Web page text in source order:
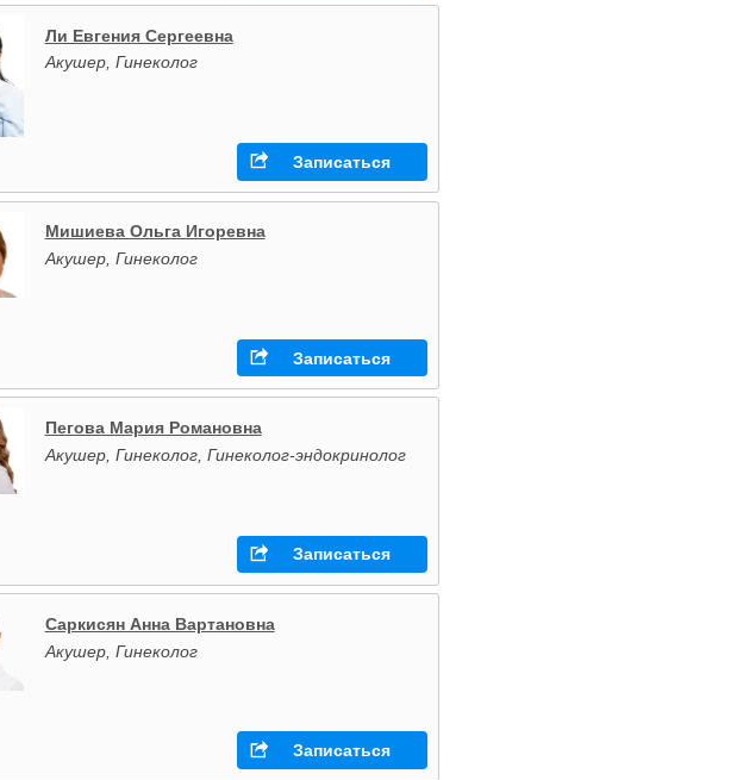
Ли Евгения Сергеевна
Акушер, Гинеколог
Записаться
Мишиева Ольга Игоревна
Акушер, Гинеколог
Записаться
Пегова Мария Романовна
Акушер, Гинеколог, Гинеколог-эндокринолог
Записаться
Саркисян Анна Вартановна
Акушер, Гинеколог
Записаться